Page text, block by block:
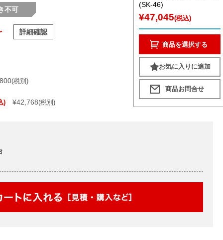
不可
詳細確認
(税別)
) ¥42,768(税別)
(SK-46)
¥47,045(税込)
商品を選択する
お気に入りに追加